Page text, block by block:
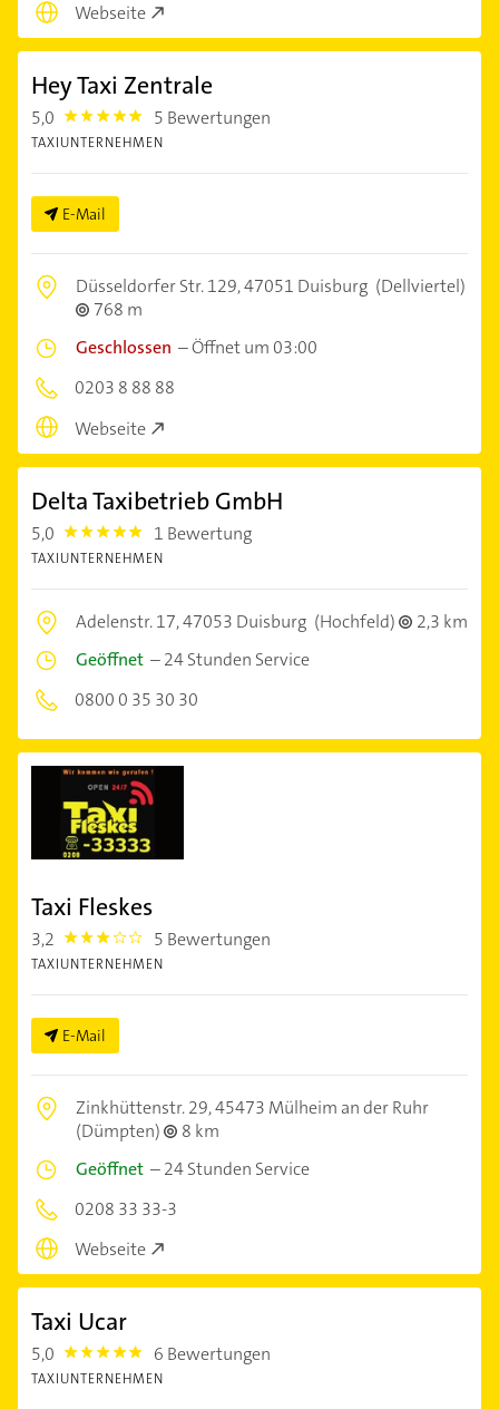
Webseite
Hey Taxi Zentrale
5,0 5.0 5 Bewertungen
TAXIUNTERNEHMEN
E-Mail
Düsseldorfer Str. 129,47051 Duisburg (Dellviertel)
768 m
Geschlossen –Öffnet um 03:00
0203 8 88 88
Webseite
Delta Taxibetrieb GmbH
5,0 5.0 1 Bewertung
TAXIUNTERNEHMEN
Adelenstr. 17,47053 Duisburg (Hochfeld)
2,3 km
Geöffnet –24 Stunden Service
0800 0 35 30 30
Taxi Fleskes
3,2 3.2 5 Bewertungen
TAXIUNTERNEHMEN
E-Mail
Zinkhüttenstr. 29,45473 Mülheim an der Ruhr
(Dümpten)
8 km
Geöffnet –24 Stunden Service
0208 33 33-3
Webseite
Taxi Ucar
5,0 5.0 6 Bewertungen
TAXIUNTERNEHMEN